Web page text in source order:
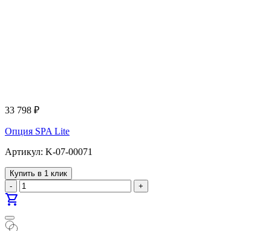
33 798 ₽
Опция SPA Lite
Артикул: K-07-00071
Купить в 1 клик
-
+
shopping_cart